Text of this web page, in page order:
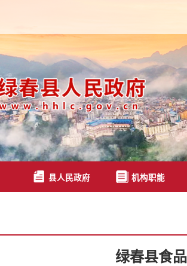
县人民政府 机构职能
绿春县食